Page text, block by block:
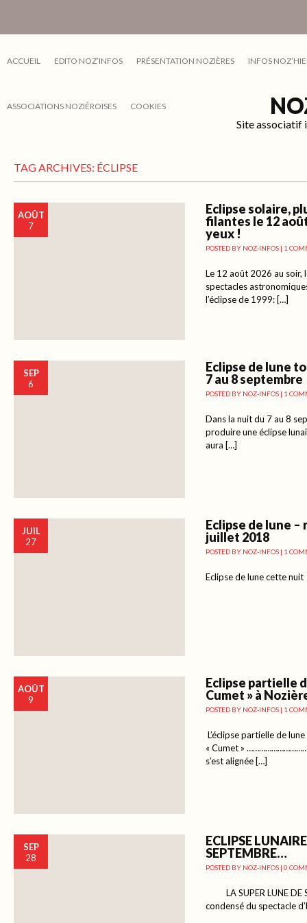
ACCUEIL EDITO NOZ’INFOS PRÉSENTATION NOZIÈRES INFOS
ASSOCIATIONS NOZIÉROISES COOKIES
Site associatif
TAG ARCHIVES: ÉCLIPSE
AOÛT
7
Eclipse solaire,
filantes le 12
yeux !
POSTED BY NOZ-INFOS | 1
Le 12 août 2026 au soir,
spectacles
l’éclipse de 1999: […]
SEP
6
Eclipse de lune
7 au 8 septembre
POSTED BY NOZ-INFOS | 1
Dans la nuit du 7 au 8
produire une éclipse
aura […]
JUIL
27
Eclipse de lune –
juillet 2018
POSTED BY NOZ-INFOS | 1
Eclipse de lune cette nuit
AOÛT
9
Eclipse partielle
Cumet » à
POSTED BY NOZ-INFOS | 1
L’éclipse partielle de
« Cumet »
s’est alignée […]
SEP
28
ECLIPSE
SEPTEMBRE…
POSTED BY NOZ-INFOS | 0
LA SUPER LUNE DE
condensé du spectacle